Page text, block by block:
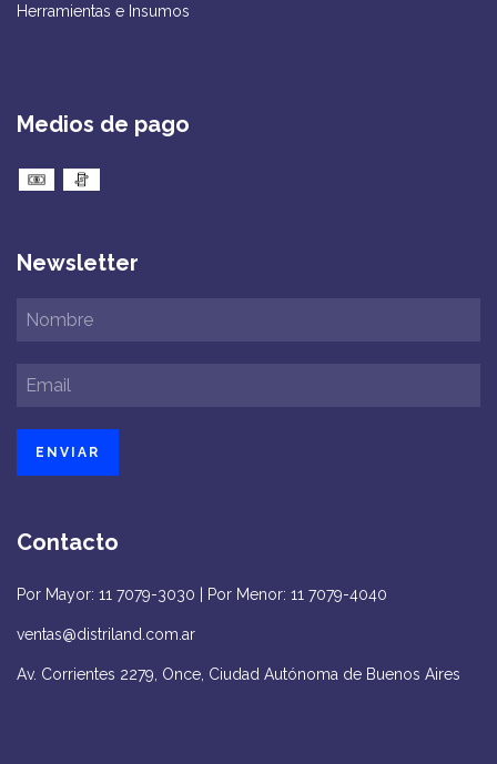
Herramientas e Insumos
Medios de pago
Newsletter
Contacto
Por Mayor: 11 7079-3030 | Por Menor: 11 7079-4040
ventas@distriland.com.ar
Av. Corrientes 2279, Once, Ciudad Autónoma de Buenos Aires